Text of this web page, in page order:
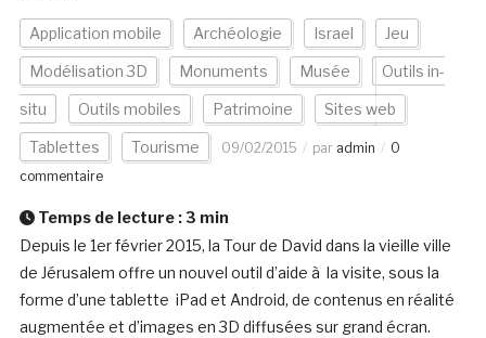
Application mobile Archéologie Israel Jeu
Modélisation 3D Monuments Musée Outils in-
situ Outils mobiles Patrimoine Sites web
Tablettes Tourisme 09/02/2015 par admin
0
commentaire
Temps de lecture : 3 min
Depuis le 1er février 2015, la Tour de David dans la vieille ville
de Jérusalem offre un nouvel outil d’aide à la visite, sous la
forme d’une tablette iPad et Android, de contenus en réalité
augmentée et d’images en 3D diffusées sur grand écran.